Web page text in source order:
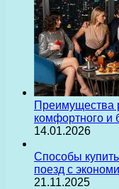
Преимущества
комфортного и
14.01.2026
Способы
поезд с
21.11.2025